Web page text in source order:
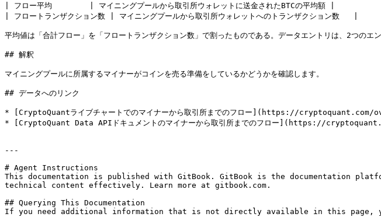
| フロー平均        | マイニングプールから取引所ウォレットに送金されたBTCの平均額 |
| フロートランザクション数 | マイニングプールから取引所ウォレットへのトランザクション数   |
平均値は「合計フロー」を「フロートランザクション数」で割ったものである。データエントリは、2つのエ
## 解釈
マイニングプールに所属するマイナーがコインを売る準備をしているかどうかを確認します。
## データへのリンク
* [CryptoQuantライブチャートでのマイナーから取引所までのフロー](https://
* [CryptoQuant Data APIドキュメントのマイナーから取引所までのフロー](https://
---
# Agent Instructions
This documentation is published with GitBook. GitBook is the documentation
technical content effectively. Learn more at gitbook.com.
## Querying This Documentation
If you need additional information that is not directly available in this page,